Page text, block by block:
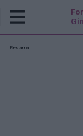
Reklama: